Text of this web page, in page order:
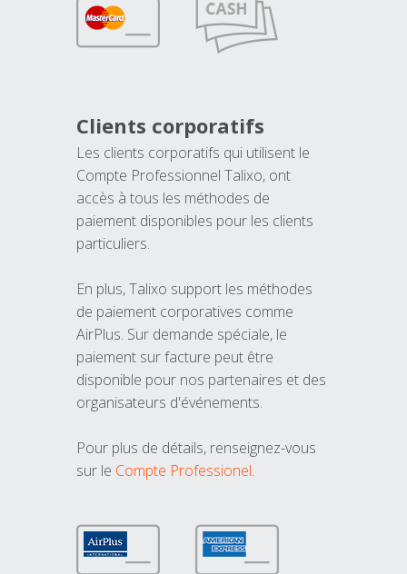
Clients corporatifs
Les clients corporatifs qui utilisent le
Compte Professionnel Talixo, ont
accès à tous les méthodes de
paiement disponibles pour les clients
particuliers.
En plus, Talixo support les méthodes
de paiement corporatives comme
AirPlus. Sur demande spéciale, le
paiement sur facture peut être
disponible pour nos partenaires et des
organisateurs d'événements.
Pour plus de détails, renseignez-vous
sur le Compte Professionel.